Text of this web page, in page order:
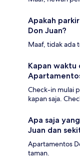
Apakah
Don Juan?
Maaf, tidak ada
Kapan waktu
Check-in mulai
kapan saja.
Apa saja
Juan dan
Apartamentos
taman.